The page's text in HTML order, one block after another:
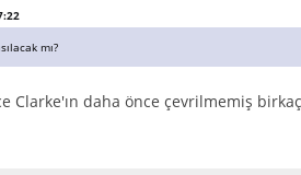
mı?
Clarke'ın daha önce çevrilmemiş